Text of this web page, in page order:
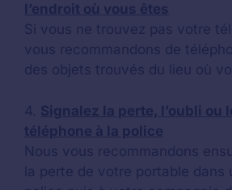
l’endroit où vous êtes
Si vous ne trouvez pas votre
vous recommandons de
des objets trouvés du lieu où
4. Signalez la perte, l’oubli ou
téléphone à la police
Nous vous recommandons
la perte de votre portable dans